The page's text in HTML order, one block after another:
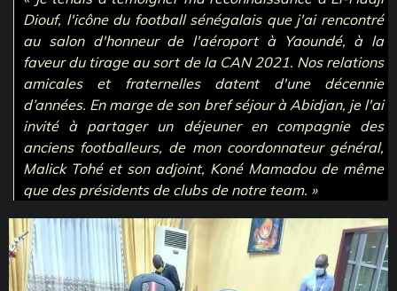
Diouf, l'icône du football sénégalais que j'ai rencontré
au salon d'honneur de l'aéroport à Yaoundé, à la
faveur du tirage au sort de la CAN 2021. Nos relations
amicales et fraternelles datent d'une décennie
d’années. En marge de son bref séjour à Abidjan, je l'ai
invité à partager un déjeuner en compagnie des
anciens footballeurs, de mon coordonnateur général,
Malick Tohé et son adjoint, Koné Mamadou de même
que des présidents de clubs de notre team. »